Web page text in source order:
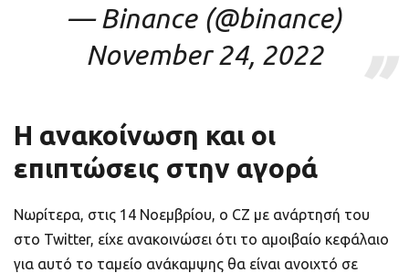
— Binance (@binance)
November 24, 2022
Η ανακοίνωση και οι
επιπτώσεις στην αγορά
Νωρίτερα, στις 14 Νοεμβρίου, ο CZ με ανάρτησή του
στο Twitter, είχε ανακοινώσει ότι το αμοιβαίο κεφάλαιο
για αυτό το ταμείο ανάκαμψης θα είναι ανοιχτό σε